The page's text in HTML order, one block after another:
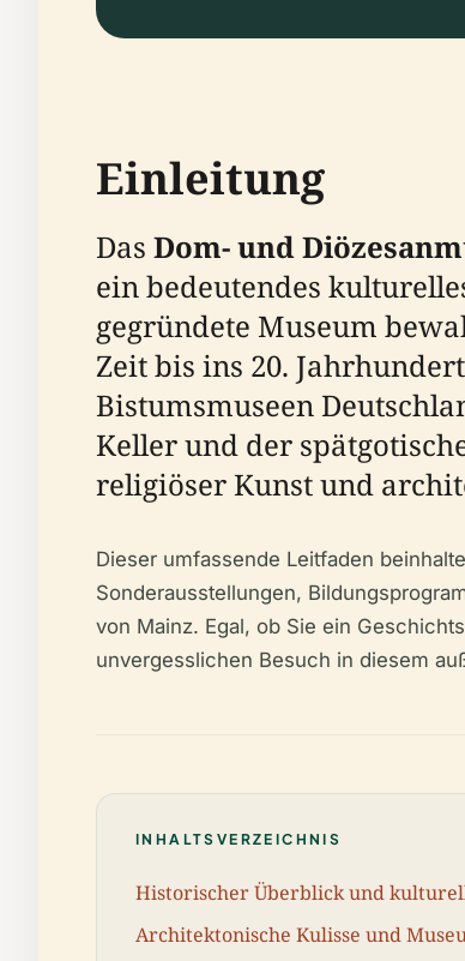
Einleitung
Das Dom- und
ein bedeutendes
gegründete Museum
Zeit bis ins 20.
Bistumsmuseen
Keller und der
religiöser Kunst und
Dieser umfassende Leitfaden
Sonderausstellungen,
von Mainz. Egal, ob Sie ein
unvergesslichen Besuch in diesem
INHALTSVERZEICHNIS
Historischer Überblick und
Architektonische Kulisse und